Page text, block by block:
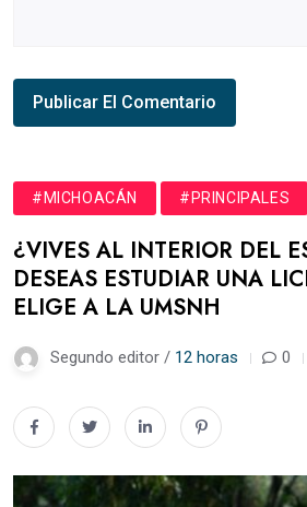
#MICHOACÁN #PRINCIPALES
¿VIVES AL INTERIOR DEL
DESEAS ESTUDIAR UNA
ELIGE A LA UMSNH
Segundo editor / 12 horas 0